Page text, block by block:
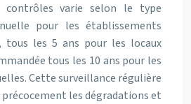
contrôles varie selon le type
pour les établissements
tous les 5 ans pour les locaux
tous les 10 ans pour les
Cette surveillance régulière
les dégradations et